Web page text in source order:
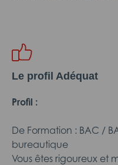
Le profil Adéquat
Profil :
De Formation : BAC /
bureautique
Vous êtes rigoureux et